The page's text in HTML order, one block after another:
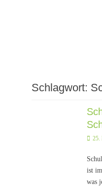
Schlagwort:
Posted
25.
ist
was